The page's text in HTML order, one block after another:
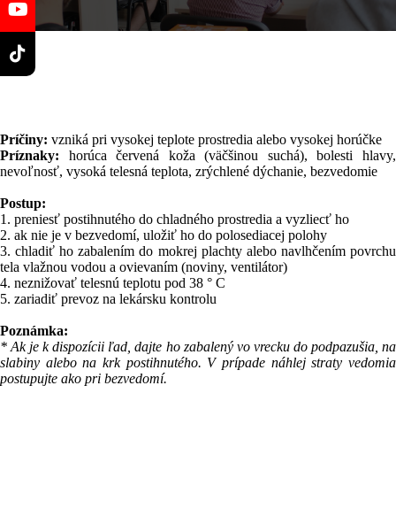
Príčiny: vzniká pri vysokej teplote prostredia alebo vysokej horúčke
Príznaky: horúca červená koža (väčšinou suchá), bolesti hlavy,
nevoľnosť, vysoká telesná teplota, zrýchlené dýchanie, bezvedomie
Postup:
1. preniesť postihnutého do chladného prostredia a vyzliecť ho
2. ak nie je v bezvedomí, uložiť ho do polosediacej polohy
3. chladiť ho zabalením do mokrej plachty alebo navlhčením povrchu
tela vlažnou vodou a ovievaním (noviny, ventilátor)
4. neznižovať telesnú teplotu pod 38 ° C
5. zariadiť prevoz na lekársku kontrolu
Poznámka:
* Ak je k dispozícii ľad, dajte ho zabalený vo vrecku do podpazušia, na
slabiny alebo na krk postihnutého. V prípade náhlej straty vedomia
postupujte ako pri bezvedomí.